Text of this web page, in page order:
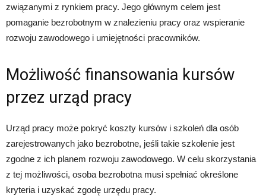
związanymi z rynkiem pracy. Jego głównym celem jest
pomaganie bezrobotnym w znalezieniu pracy oraz wspieranie
rozwoju zawodowego i umiejętności pracowników.
Możliwość finansowania kursów
przez urząd pracy
Urząd pracy może pokryć koszty kursów i szkoleń dla osób
zarejestrowanych jako bezrobotne, jeśli takie szkolenie jest
zgodne z ich planem rozwoju zawodowego. W celu skorzystania
z tej możliwości, osoba bezrobotna musi spełniać określone
kryteria i uzyskać zgodę urzędu pracy.